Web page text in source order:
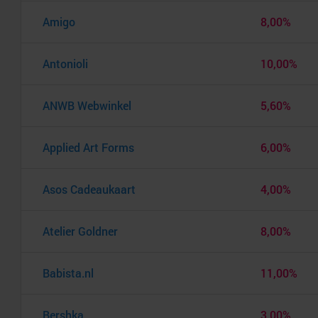
Amigo 8,00%
Antonioli 10,00%
ANWB Webwinkel 5,60%
Applied Art Forms 6,00%
Asos Cadeaukaart 4,00%
Atelier Goldner 8,00%
Babista.nl 11,00%
Bershka 3,00%